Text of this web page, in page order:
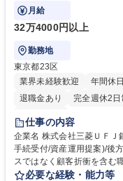
客様対応
月給
32万4000円以上
勤務地
東京都23区
業界未経験歓迎
年間休
退職金あり
完全週休2日
土日祝休み
仕事の内容
企業名 株式会社三菱ＵＦＪ銀行 求人名 【東京都】本支店の窓口
手続受付/資産運用提案)/後方事務/ロビー応
スではなく顧客折衝を含む
事していただきます。 ■窓
必要な経験・能力等